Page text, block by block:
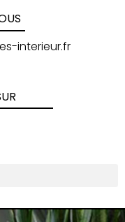
interieur.fr